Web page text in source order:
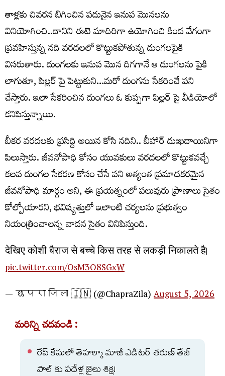
తాళ్లకు చివరన బిగించిన పదునైన ఇనుప మొనలను
వినియోగించి..దానిని ఈటె మాదిరిగా ఉయోగించి కింద వేగంగా
ప్రవహిస్తున్న నది వరదలలో కొట్టుకపోతున్న దుంగలపైకి
విసరుతారు. దుంగలకు ఇనుప మొన దిగగానే ఆ దుంగలను పైకి
లాగుతూ, పిల్లర్ పై పెట్టుకుని…మరో దుంగను సేకరించే పని
చేస్తారు. ఇలా సేకరించిన దుంగలు ఓ కుప్పగా పిల్లర్ పై వీడియోలో
కనిపిస్తున్నాయి.
బీకర వరదలకు ప్రసిద్ది అయిన కోసి నదిని.. బీహార్ దుఃఖదాయినిగా
పిలుస్తారు. జీవనోపాధి కోసం యువకులు వరదలలో కొట్టుకవచ్చే
కలప దుంగల సేకరణ కోసం చేసే పని అత్యంత ప్రమాదకరమైన
జీవనోపాధి మార్గం అని, ఈ ప్రయత్నంలో పలువురు ప్రాణాలు సైతం
కోల్పోయారని, భవిష్యత్తులో ఇలాంటి చర్యలను ప్రభుత్వం
నియంత్రించాలన్న వాదన సైతం వినిపిస్తుంది.
देखिए कोशी बैराज से बच्चे किस तरह से लकड़ी निकालते है।
pic.twitter.com/OsM3O8SGxW
— छपरा जिला 🇮🇳 (@ChapraZila)August 5, 2026
మరిన్ని చదవండి :
రేప్ కేసులో తెహల్కా మాజీ ఎడిటర్ తరుణ్ తేజ్
పాల్ కు పదేళ్ల జైలు శిక్ష!